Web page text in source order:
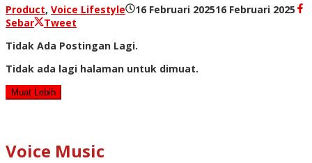
Product, Voice Lifestyle 16 Februari 202516 Februari 2025
Sebar
Tweet
Tidak Ada Postingan Lagi.
Tidak ada lagi halaman untuk dimuat.
Muat Lebih
Voice Music